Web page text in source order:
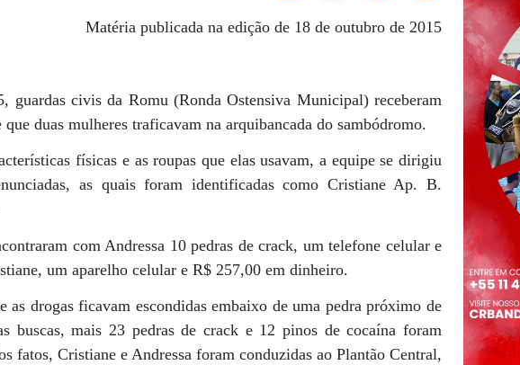
Matéria publicada na edição de 18 de outubro de 2015
guardas civis da Romu (Ronda Ostensiva Municipal) receberam
duas mulheres traficavam na arquibancada do sambódromo.
físicas e as roupas que elas usavam, a equipe se dirigiu
as quais foram identificadas como Cristiane Ap. B.
com Andressa 10 pedras de crack, um telefone celular e
um aparelho celular e R$ 257,00 em dinheiro.
as drogas ficavam escondidas embaixo de uma pedra próximo de
buscas, mais 23 pedras de crack e 12 pinos de cocaína foram
fatos, Cristiane e Andressa foram conduzidas ao Plantão Central,